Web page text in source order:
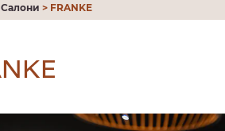
Салони > FRANKE